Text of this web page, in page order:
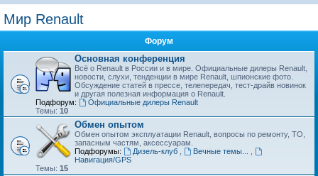
Мир Renault
Форум
Основная конференция
Всё о Renault в России и в мире. Официальные дилеры Renault,
новости, слухи, тенденции в мире Renault, шпионские фото.
Обсуждение статей в прессе, телепередач, тест-драйв новинок
и другая полезная информация о Renault.
Подфорум:
Официальные дилеры Renault
Темы: 10
Обмен опытом
Обмен опытом эксплуатации Renault, вопросы по ремонту, ТО,
запасным частям, аксессуарам.
Подфорумы:
Дизель-клуб Вечные темы...
Навигация/GPS
Темы: 15